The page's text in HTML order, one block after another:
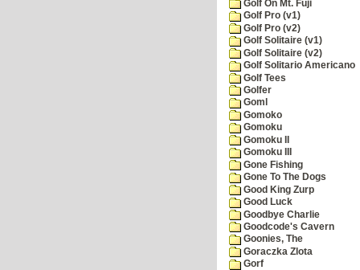
Golf On Mt. Fuji
Golf Pro (v1)
Golf Pro (v2)
Golf Solitaire (v1)
Golf Solitaire (v2)
Golf Solitario Americano
Golf Tees
Golfer
Goml
Gomoko
Gomoku
Gomoku II
Gomoku III
Gone Fishing
Gone To The Dogs
Good King Zurp
Good Luck
Goodbye Charlie
Goodcode's Cavern
Goonies, The
Goraczka Zlota
Gorf